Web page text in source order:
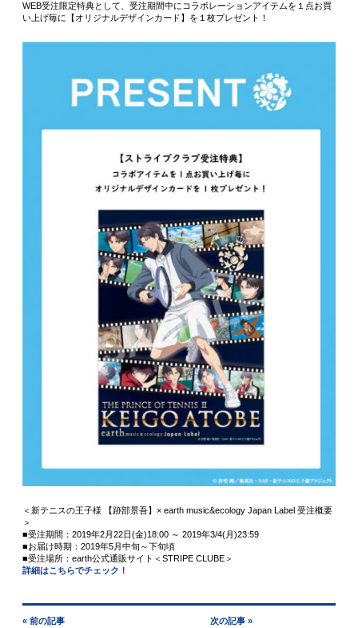
WEB受注限定特典として、受注期間中にコラボレーションアイテムを１点お買
い上げ毎に【オリジナルデザインカード】を１枚プレゼント！
＜新テニスの王子様 【跡部景吾】× earth music&ecology Japan Label 受注概要
＞
■受注期間：2019年2月22日(金)18:00 ～ 2019年3/4(月)23:59
■お届け時期：2019年5月中旬～下旬頃
■受注場所：earth公式通販サイト＜STRIPE CLUBE＞
詳細はこちらでチェック！
« 前の記事
次の記事 »